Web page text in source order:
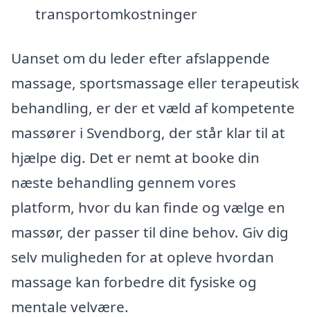
transportomkostninger
Uanset om du leder efter afslappende
massage, sportsmassage eller terapeutisk
behandling, er der et væld af kompetente
massører i Svendborg, der står klar til at
hjælpe dig. Det er nemt at booke din
næste behandling gennem vores
platform, hvor du kan finde og vælge en
massør, der passer til dine behov. Giv dig
selv muligheden for at opleve hvordan
massage kan forbedre dit fysiske og
mentale velvære.